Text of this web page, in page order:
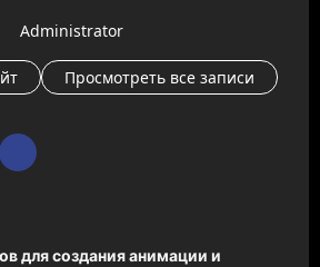
Administrator
Просмотреть все записи
для создания анимации и